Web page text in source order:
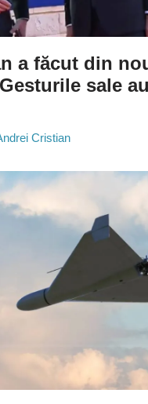
a făcut din
sale
Cristian